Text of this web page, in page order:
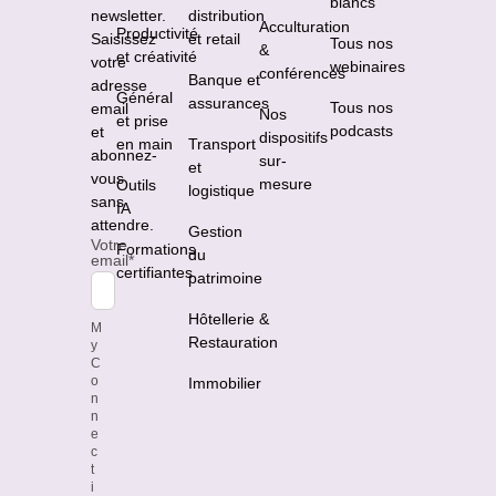
newsletter.
Saisissez
votre
adresse
email
et
abonnez-
vous
sans
attendre.
Votre
email*
M
y
C
o
n
n
e
c
t
i
Productivité
et créativité
Général
et prise
en main
Outils
IA
Formations
certifiantes
distribution
et retail
Banque et
assurances
Transport
et
logistique
Gestion
du
patrimoine
Hôtellerie &
Restauration
Immobilier
Acculturation
&
conférences
Nos
dispositifs
sur-
mesure
Tous nos
webinaires
Tous nos
podcasts